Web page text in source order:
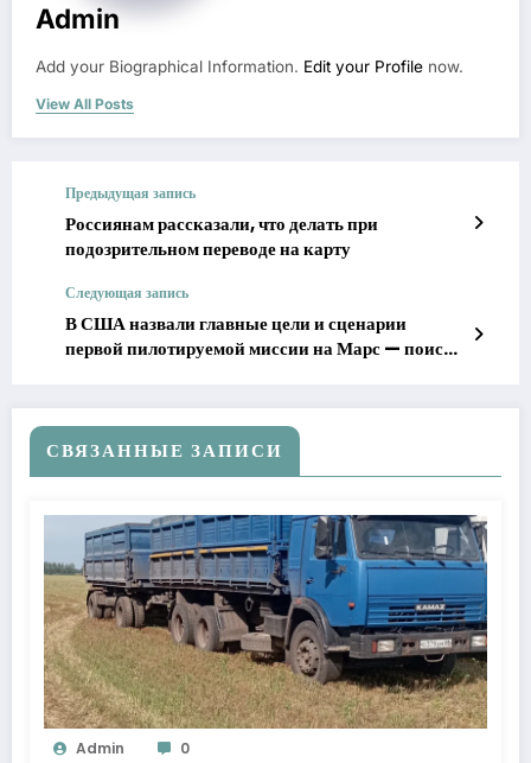
Admin
Add your Biographical Information. Edit your Profile now.
View All Posts
Предыдущая запись
Россиянам рассказали, что делать при
подозрительном переводе на карту
Следующая запись
В США назвали главные цели и сценарии
первой пилотируемой миссии на Марс — поиск
СВЯЗАННЫЕ ЗАПИСИ
Admin 0